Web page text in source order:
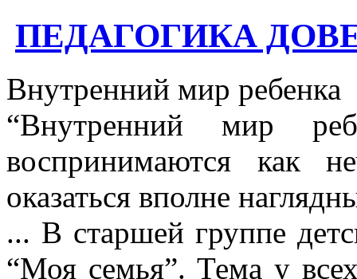
ПЕДАГОГИКА
Внутренний мир ребенка
“Внутренний мир
воспринимаются как
оказаться вполне
... В старшей группе
“Моя семья”. Тема у